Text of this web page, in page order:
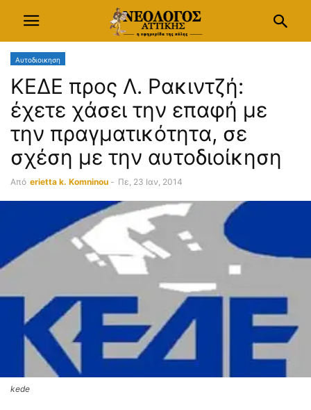
Αυτοδιοικηση
ΚΕΔΕ προς Λ. Ρακιντζή:
έχετε χάσει την επαφή με
την πραγματικότητα, σε
σχέση με την αυτοδιοίκηση
Από erietta k. Komninou - Πε, 23 Ιαν, 2014
kede